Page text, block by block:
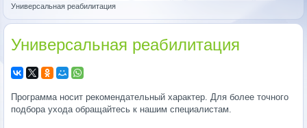
Универсальная реабилитация
Универсальная реабилитация
Программа носит рекомендательный характер. Для более точного
подбора ухода обращайтесь к нашим специалистам.